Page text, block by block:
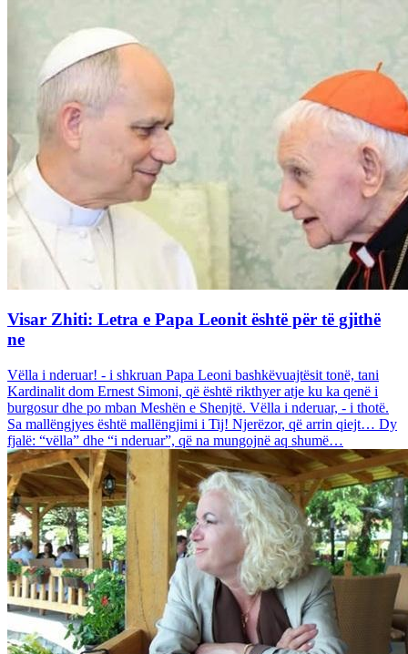
Visar Zhiti: Letra e Papa Leonit është për të gjithë
ne
Vëlla i nderuar! - i shkruan Papa Leoni bashkëvuajtësit tonë, tani
Kardinalit dom Ernest Simoni, që është rikthyer atje ku ka qenë i
burgosur dhe po mban Meshën e Shenjtë. Vëlla i nderuar, - i thotë.
Sa mallëngjyes është mallëngjimi i Tij! Njerëzor, që arrin qiejt… Dy
fjalë: “vëlla” dhe “i nderuar”, që na mungojnë aq shumë…